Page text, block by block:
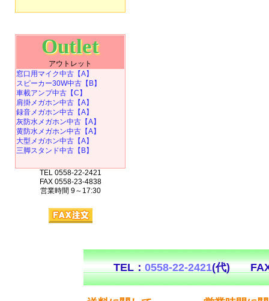
Outlet
アウトレット
窓口用マイク中古【A】
スピーカー30W中古【B】
車載アンプ中古【C】
肩掛メガホン中古【A】
録音メガホン中古【A】
灰防水メガホン中古【A】
黄防水メガホン中古【A】
大型メガホン中古【A】
三脚スタンド中古【B】
TEL 0558-22-2421
FAX 0558-23-4838
営業時間 9～17:30